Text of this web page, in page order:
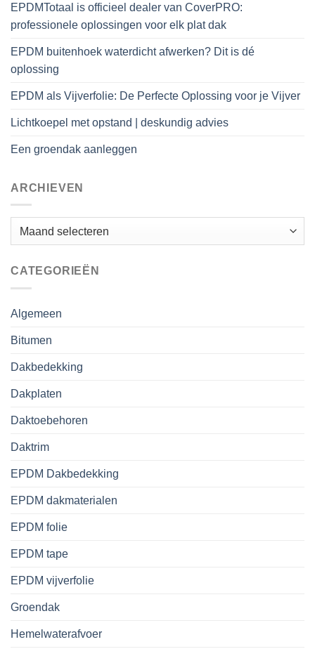
EPDMTotaal is officieel dealer van CoverPRO:
professionele oplossingen voor elk plat dak
EPDM buitenhoek waterdicht afwerken? Dit is dé
oplossing
EPDM als Vijverfolie: De Perfecte Oplossing voor je Vijver
Lichtkoepel met opstand | deskundig advies
Een groendak aanleggen
ARCHIEVEN
CATEGORIEËN
Algemeen
Bitumen
Dakbedekking
Dakplaten
Daktoebehoren
Daktrim
EPDM Dakbedekking
EPDM dakmaterialen
EPDM folie
EPDM tape
EPDM vijverfolie
Groendak
Hemelwaterafvoer